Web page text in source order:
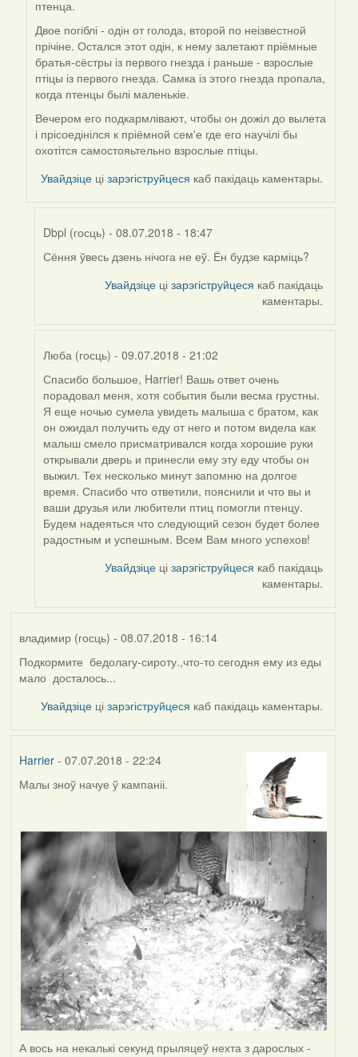
Люба
птенца.
Двое погіблі - одін от голода, второй по неізвестной
прічіне. Остался этот одін, к нему залетают пріёмные
братья-сёстры із первого гнезда і раньше - взрослые
птіцы із первого гнезда. Самка із этого гнезда пропала,
когда птенцы былі маленькіе.
Вечером его подкармлівают, чтобы он дожіл до вылета
і прісоедінілся к пріёмной сем'е где его научілі бы
охотітся самостояьтельно взрослые птіцы.
Увайдзіце цізарэгіструйцеся каб пакідаць каментары.
Dbpl (госць) - 08.07.2018 - 18:47
In
Harrier
Сёння ўвесь дзень нічога не еў. Ён будзе карміць?
Увайдзіце цізарэгіструйцеся каб пакідаць
каментары.
Люба (госць) - 09.07.2018 - 21:02
In
reply
to
by
Harrier
Спасибо большое, Harrier! Вашь ответ очень
порадовал меня, хотя события были весма грустны.
Я еще ночью сумела увидеть малыша с братом, как
он ожидал получить еду от него и потом видела как
малыш смело присматривался когда хорошие руки
открывали дверь и принесли ему эту еду чтобы он
выжил. Тех несколько минут запомню на долгое
время. Спасибо что ответили, пояснили и что вы и
ваши друзья или любители птиц помогли птенцу.
Будем надеяться что следующий сезон будет более
радостным и успешным. Всем Вам много успехов!
Увайдзіце цізарэгіструйцеся каб пакідаць
каментары.
владимир (госць) - 08.07.2018 - 16:14
Подкормите бедолагу-сироту.,что-то сегодня ему из еды
мало досталось...
Увайдзіце цізарэгіструйцеся каб пакідаць каментары.
Harrier- 07.07.2018 - 22:24
Малы зноў начуе ў кампаніі.
А вось на некалькі секунд прыляцеў нехта з дарослых -